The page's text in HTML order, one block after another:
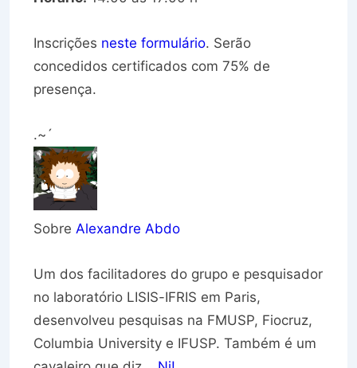
Inscrições neste formulário. Serão
concedidos certificados com 75% de
presença.
.~´
Sobre Alexandre Abdo
Um dos facilitadores do grupo e pesquisador
no laboratório LISIS-IFRIS em Paris,
desenvolveu pesquisas na FMUSP, Fiocruz,
Columbia University e IFUSP. Também é um